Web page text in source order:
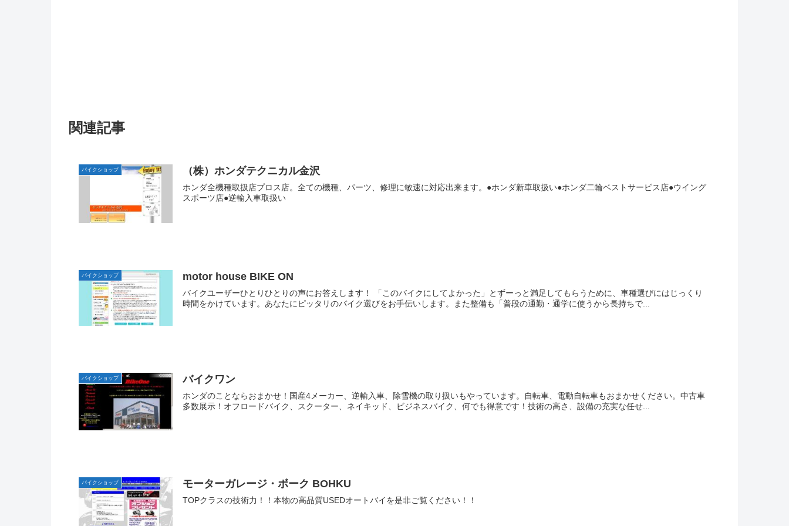
関連記事
バイクショップ （株）ホンダテクニカル金沢
ホンダ全機種取扱店プロス店。全ての機種、パーツ、修理に敏速に対応出来ます。●ホンダ新車取扱い●ホンダ二輪ベストサービス店●ウイング
スポーツ店●逆輸入車取扱い
バイクショップ motor house BIKE ON
バイクユーザーひとりひとりの声にお答えします！ 「このバイクにしてよかった」とずーっと満足してもらうために、車種選びにはじっくり
時間をかけています。あなたにピッタリのバイク選びをお手伝いします。また整備も「普段の通勤・通学に使うから長持ちで...
バイクショップ バイクワン
ホンダのことならおまかせ！国産4メーカー、逆輸入車、除雪機の取り扱いもやっています。自転車、電動自転車もおまかせください。中古車
多数展示！オフロードバイク、スクーター、ネイキッド、ビジネスバイク、何でも得意です！技術の高さ、設備の充実な任せ...
バイクショップ モーターガレージ・ボーク BOHKU
TOPクラスの技術力！！本物の高品質USEDオートバイを是非ご覧ください！！